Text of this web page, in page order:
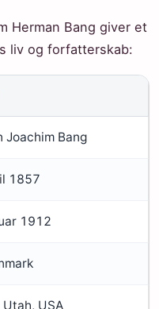
Herman Bang giver et
liv og forfatterskab:
Joachim Bang
1857
1912
Utah, USA